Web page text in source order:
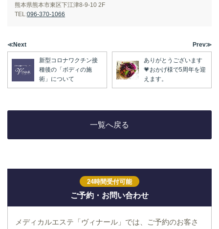
熊本県熊本市東区下江津8-9-10 2F
TEL:096-370-1066
≪Next
新型コロナワクチン接
種後の「ボディの施
術」について
Prev≫
ありがとうございます
💗おかげ様で5周年を迎
えます。
一覧へ戻る
24時間受付可能
ご予約・お問い合わせ
メディカルエステ「ヴィナール」では、ご予約のお客さ